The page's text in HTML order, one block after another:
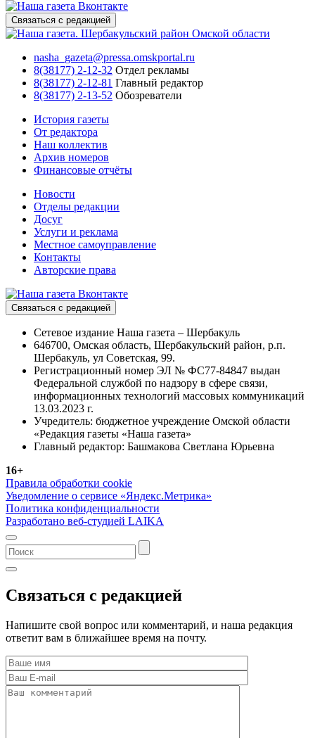
Связаться с редакцией
nasha_gazeta@pressa.omskportal.ru
8(38177) 2-12-32 Отдел рекламы
8(38177) 2-12-81 Главный редактор
8(38177) 2-13-52 Обозреватели
История газеты
От редактора
Наш коллектив
Архив номеров
Финансовые отчёты
Новости
Отделы редакции
Досуг
Услуги и реклама
Местное самоуправление
Контакты
Авторские права
Связаться с редакцией
Сетевое издание Наша газета – Шербакуль
646700, Омская область, Шербакульский район, р.п.
Шербакуль, ул Советская, 99.
Регистрационный номер ЭЛ № ФС77-84847 выдан
Федеральной службой по надзору в сфере связи,
информационных технологий массовых коммуникаций
13.03.2023 г.
Учредитель: бюджетное учреждение Омской области
«Редакция газеты «Наша газета»
Главный редактор: Башмакова Светлана Юрьевна
16+
Правила обработки cookie
Уведомление о сервисе «Яндекс.Метрика»
Политика конфиденциальности
Разработано веб-студией LAIKA
Связаться с редакцией
Напишите свой вопрос или комментарий, и наша редакция
ответит вам в ближайшее время на почту.